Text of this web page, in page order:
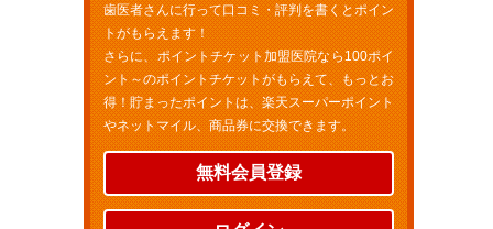
歯医者さんに行って口コミ・評判を書くとポイン
トがもらえます！
さらに、ポイントチケット加盟医院なら100ポイ
ント～のポイントチケットがもらえて、もっとお
得！貯まったポイントは、楽天スーパーポイント
やネットマイル、商品券に交換できます。
無料会員登録